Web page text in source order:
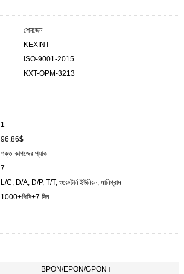
শেনজেন
KEXINT
ISO-9001-2015
KXT-OPM-3213
1
96.86$
শক্ত কাগজের প্যাক
7
L/C, D/A, D/P, T/T, ওয়েস্টার্ন ইউনিয়ন, মানিগ্রাম
1000+পিসি+7 দিন
BPON/EPON/GPON।